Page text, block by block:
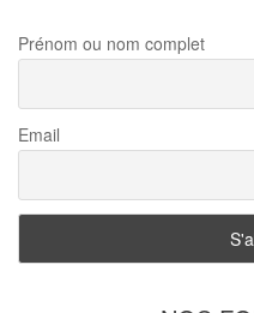
Prénom ou nom complet
Email